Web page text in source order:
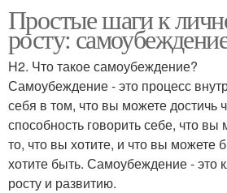
Простые шаги к
росту:
H2. Что такое самоубеждение?
Самоубеждение - это процесс
себя в том, что вы можете достичь
способность говорить себе, что вы
то, что вы хотите, и что вы можете
хотите быть. Самоубеждение - это
росту и развитию.